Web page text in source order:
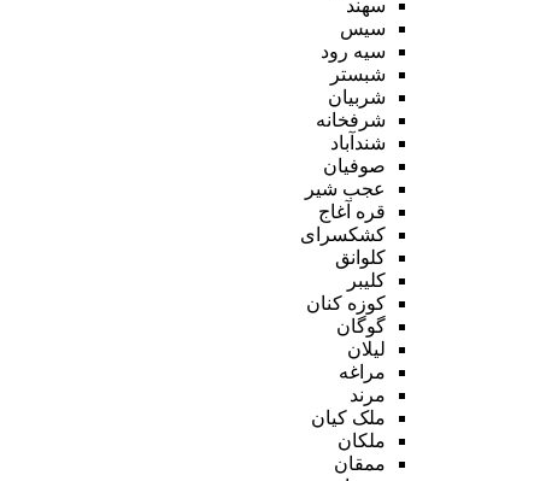
سهند
سیس
سیه رود
شبستر
شربیان
شرفخانه
شندآباد
صوفیان
عجب شیر
قره آغاج
کشکسرای
کلوانق
کلیبر
کوزه کنان
گوگان
لیلان
مراغه
مرند
ملک کیان
ملکان
ممقان